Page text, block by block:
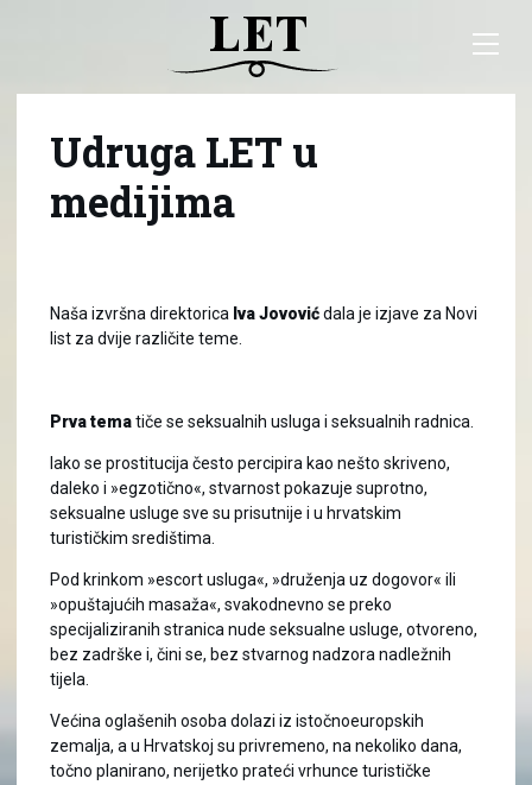
Udruga LET u
medijima
Naša izvršna direktorica Iva Jovovićdala je izjave za Novi
list za dvije različite teme.
Prva tematiče se seksualnih usluga i seksualnih radnica.
Iako se prostitucija često percipira kao nešto skriveno,
daleko i »egzotično«, stvarnost pokazuje suprotno,
seksualne usluge sve su prisutnije i u hrvatskim
turističkim središtima.
Pod krinkom »escort usluga«, »druženja uz dogovor« ili
»opuštajućih masaža«, svakodnevno se preko
specijaliziranih stranica nude seksualne usluge, otvoreno,
bez zadrške i, čini se, bez stvarnog nadzora nadležnih
tijela.
Većina oglašenih osoba dolazi iz istočnoeuropskih
zemalja, a u Hrvatskoj su privremeno, na nekoliko dana,
točno planirano, nerijetko prateći vrhunce turističke